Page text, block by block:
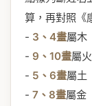
算，再對照《
- 3、4畫屬木
- 9、10畫屬
- 5、6畫屬土
- 7、8畫屬金